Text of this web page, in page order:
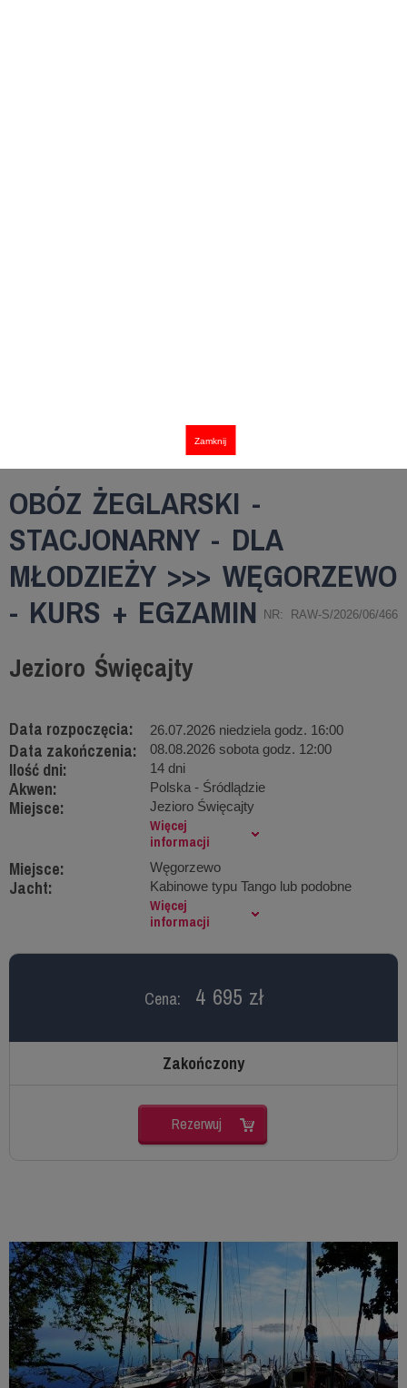
Zamknij
OBÓZ ŻEGLARSKI -
STACJONARNY - DLA
MŁODZIEŻY >>> WĘGORZEWO
- KURS + EGZAMIN
NR: RAW-S/2026/06/466
Jezioro Święcajty
Data rozpoczęcia: 26.07.2026 niedziela godz. 16:00
Data zakończenia: 08.08.2026 sobota godz. 12:00
Ilość dni: 14 dni
Akwen: Polska - Śródlądzie
Miejsce: Jezioro Święcajty
Więcej
informacji
Miejsce: Węgorzewo
Jacht: Kabinowe typu Tango lub podobne
Więcej
informacji
Cena: 4 695 zł
Zakończony
Rezerwuj